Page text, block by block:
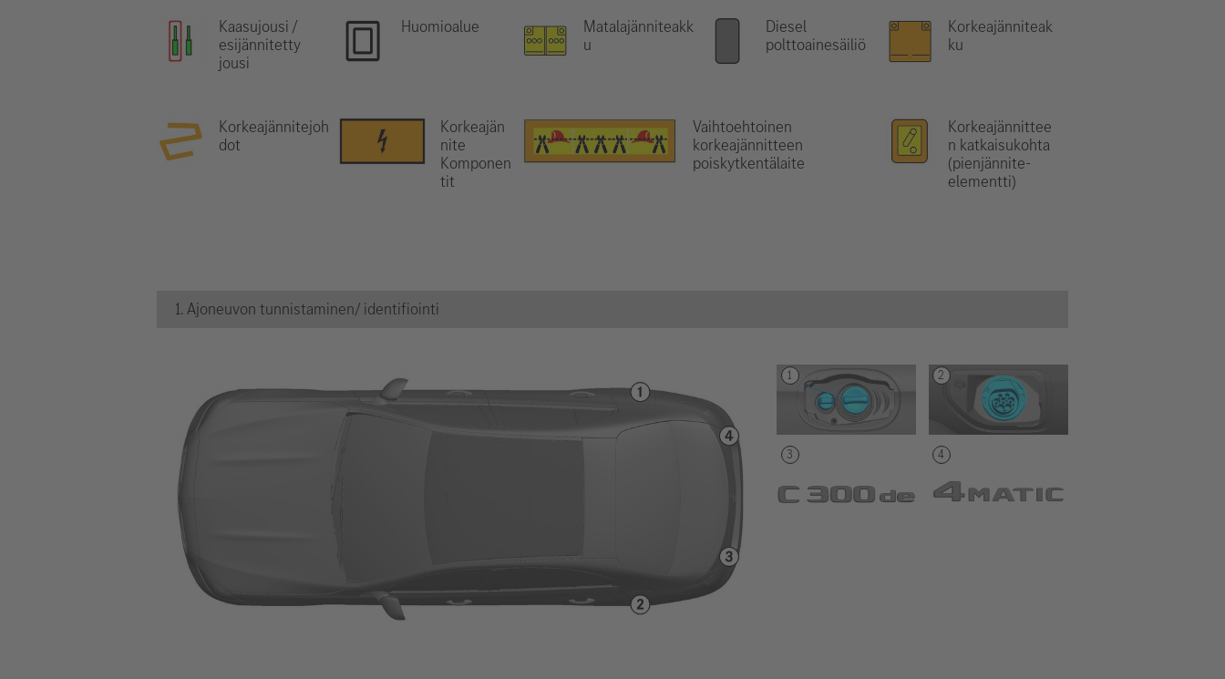
Kaasujousi /
esijännitetty
jousi
Huomioalue
Matalajänniteakk
u
Diesel
polttoainesäiliö
Korkeajänniteak
ku
Korkeajännitejoh
dot
Korkeajän
nite
Komponen
tit
Vaihtoehtoinen
korkeajännitteen
poiskytkentälaite
Korkeajännittee
n katkaisukohta
(pienjännite-
elementti)
1. Ajoneuvon tunnistaminen/ identifiointi